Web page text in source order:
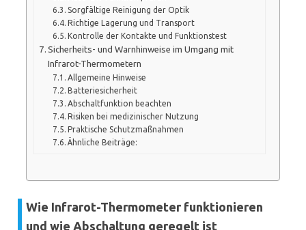
Sorgfältige Reinigung der Optik
Richtige Lagerung und Transport
Kontrolle der Kontakte und Funktionstest
Sicherheits- und Warnhinweise im Umgang mit
Infrarot-Thermometern
Allgemeine Hinweise
Batteriesicherheit
Abschaltfunktion beachten
Risiken bei medizinischer Nutzung
Praktische Schutzmaßnahmen
Ähnliche Beiträge:
Wie Infrarot-Thermometer funktionieren
und wie Abschaltung geregelt ist